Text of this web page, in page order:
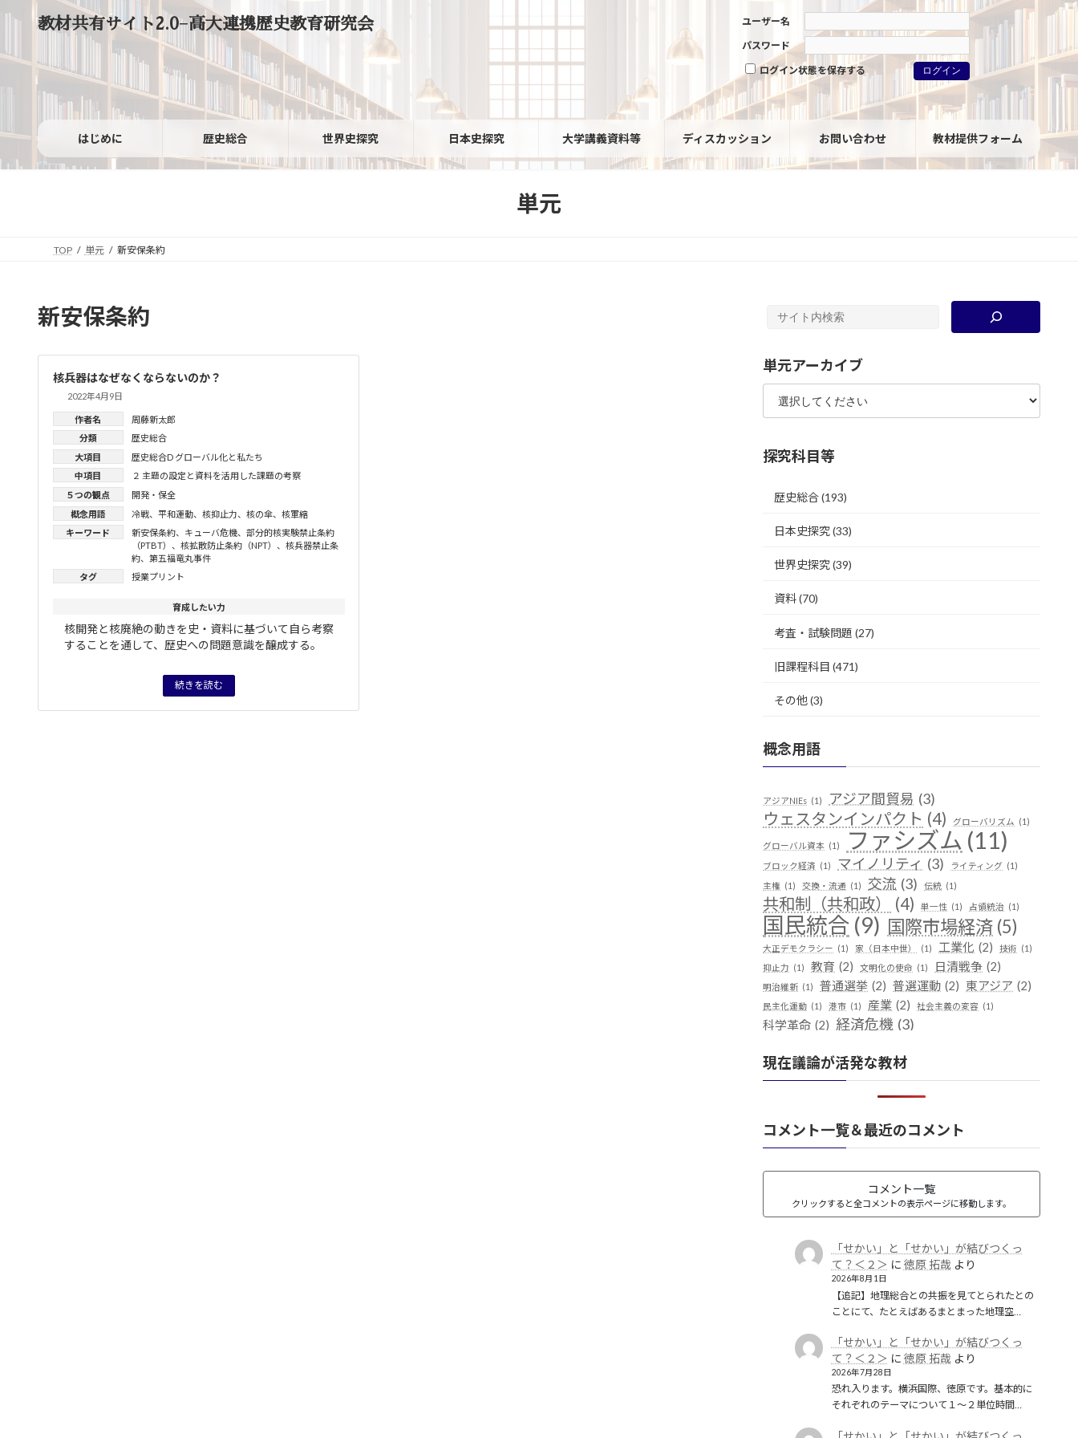
ン
ッ
ー
移
教材共有サイト2.0−高大連携歴史教育研究会
ユーザー名
パスワード
ログイン状態を保存する
はじめに 歴史総合 世界史探究 日本史探究 大学講義資料等 ディスカッション お問い合わせ 教材提供フォーム
単元
TOP 単元 新安保条約
新安保条約
核兵器はなぜなくならないのか？
2022年4月9日
タグ 授業プリント
作者名 周藤新太郎
大項目
歴史総合D グローバル化と私たち
中項目
２ 主題の設定と資料を活用した課題の考察
５つの観点
開発・保全
概念用語
冷戦、 平和運動、 核抑止力、 核の傘、 核軍縮
キーワード
新安保条約、 キューバ危機、 部分的核実験禁止条約
（PTBT） 、 核拡散防止条約（NPT） 、 核兵器禁止条
約、 第五福竜丸事件
分類 歴史総合
続きを読む
育成したい力
核開発と核廃絶の動きを史・資料に基づいて自ら考察
することを通して、歴史への問題意識を醸成する。
単元アーカイブ
探究科目等
歴史総合(193)
日本史探究(33)
世界史探究(39)
資料(70)
考査・試験問題 (27)
旧課程科目 (471)
その他(3)
概念用語
アジアNIEs (1) アジア間貿易 (3)
ウェスタンインパクト (4) グローバリズム (1)
グローバル資本 (1) ファシズム (11)
ブロック経済 (1) マイノリティ (3) ライティング (1)
主権 (1) 交換・流通 (1) 交流 (3) 伝統 (1)
共和制（共和政） (4) 単一性 (1) 占領統治 (1)
国民統合 (9) 国際市場経済 (5)
大正デモクラシー (1) 家（日本中世） (1) 工業化 (2) 技術 (1)
抑止力 (1) 教育 (2) 文明化の使命 (1) 日清戦争 (2)
明治維新 (1) 普通選挙 (2) 普選運動 (2) 東アジア (2)
民主化運動 (1) 港市 (1) 産業 (2) 社会主義の変容 (1)
科学革命 (2) 経済危機 (3)
遊牧民 (1) 都市国家 (1) 開発 (1)
韓国併合 (2)
現在議論が活発な教材
コメント一覧＆最近のコメント
コメント一覧
クリックすると全コメントの表示ページに移動します。
「せかい」と「せかい」が結びつくっ
て？＜２＞ に 徳原 拓哉 より
2026年8月1日
【追記】地理総合との共振を見てとられたとの
ことにて、たとえばあるまとまった地理空…
「せかい」と「せかい」が結びつくっ
て？＜２＞ に 徳原 拓哉 より
2026年7月28日
恐れ入ります。横浜国際、徳原です。基本的に
それぞれのテーマについて１〜２単位時間…